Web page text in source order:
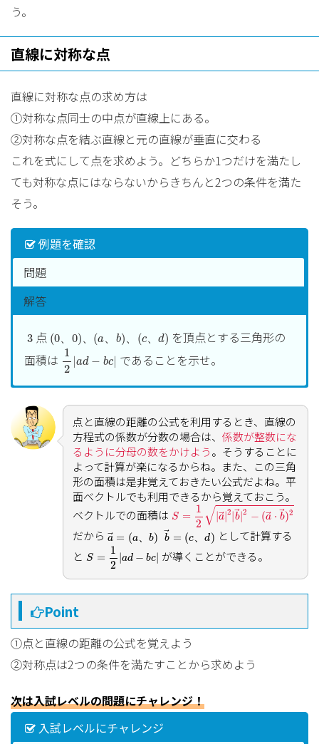
う。
直線に対称な点
直線に対称な点の求め方は
①対称な点同士の中点が直線上にある。
②対称な点を結ぶ直線と元の直線が垂直に交わる
これを式にして点を求めよう。どちらか1つだけを満たし
ても対称な点にはならないからきちんと2つの条件を満た
そう。
例題を確認
問題
解答
3
3 点 (0、 0)、 (a、b)、 (c、d)
(0 、0 、 、 b)、 (c 、d)
を頂点とする三角形の
面積は 1
2
|ad − bc|
1 2|a d−b c|
であることを示せ。
(0、0)、(a、b)
b
a
y=bax
∴ ay bx = 0
∴ay x=0
ay − bx = 0
ay−bx 0 と ( 、 d)
(c、d)
の距離l は
−
|
+ b2
l=| bc|a2+b2
求める三角形の面積を S
Sとすると
√ 2 + 2 ⋅ l =
1
|ad − |
2+b2⋅ = 12|ad−b c|
点と直線の距離の公式を利用するとき、直線の
方程式の係数が分数の場合は、 係数が整数にな
るように分母の数をかけよう。そうすることに
よって計算が楽になるからね。また、この三角
形の面積は是非覚えておきたい公式だよね。平
面ベクトルでも利用できるから覚えておこう。
ベクトルでの面積は S =
1
2 √ →
a| 2 →
b |2 − (→
a ⋅ →
b)2
S =12|a →|2|b→|2−(a→
だから →
a = (a、b)
a =( 、 b)
→
b = (c、d)
b = (c 、 d)
として計算する
と S =
1
2
ad − bc
S =12 d−bc|
が導くことができる。
Point
①点と直線の距離の公式を覚えよう
②対称点は2つの条件を満たすことから求めよう
次は入試レベルの問題にチャレンジ！
入試レベルにチャレンジ